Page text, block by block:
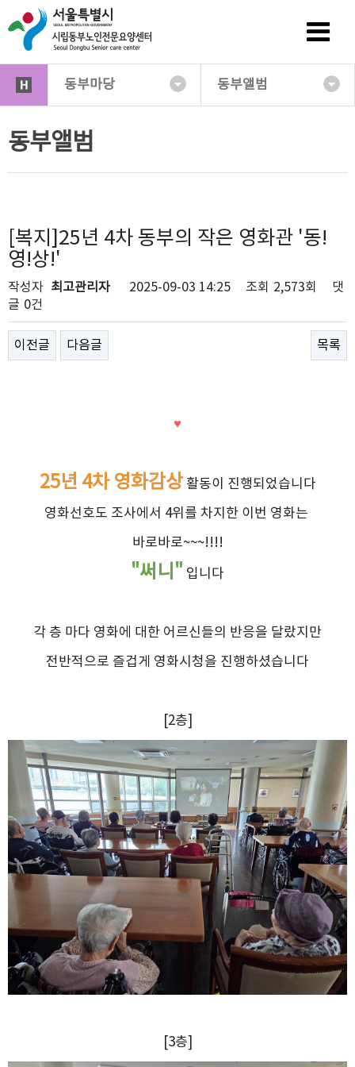
동부마당 동부앨범
동부앨범
[복지]25년 4차 동부의 작은 영화관 '동!
영!상!'
작성자 최고관리자 2025-09-03 14:25 조회 2,573회
댓
글 0건
이전글 다음글 목록
♥
25년 4차 영화감상 활동이 진행되었습니다
영화선호도 조사에서 4위를 차지한 이번 영화는
바로바로~~~!!!!
"써니" 입니다
각 층 마다 영화에 대한 어르신들의 반응을 달랐지만
전반적으로 즐겁게 영화시청을 진행하셨습니다
[2층]
[3층]